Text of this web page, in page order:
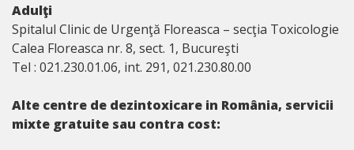
Adulţi
Spitalul Clinic de Urgenţă Floreasca – secţia Toxicologie
Calea Floreasca nr. 8, sect. 1, Bucureşti
Tel : 021.230.01.06, int. 291, 021.230.80.00
Alte centre de dezintoxicare in România, servicii
mixte gratuite sau contra cost: